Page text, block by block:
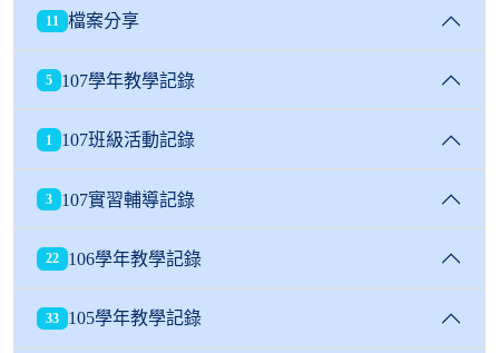
11 檔案分享
5 107學年教學記錄
1 107班級活動記錄
3 107實習輔導記錄
22 106學年教學記錄
33 105學年教學記錄